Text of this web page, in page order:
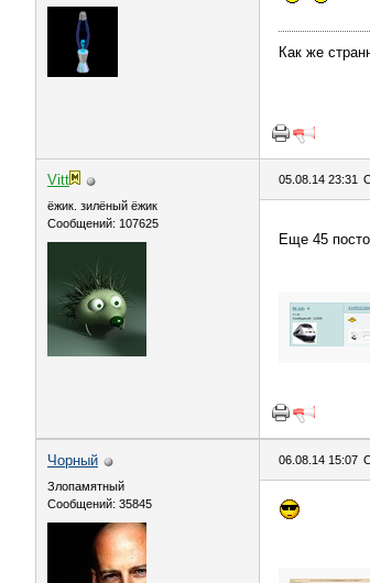
Как же
Vitt
ёжик. зилёный ёжик
Сообщений: 107625
05.08.14 23:31
Еще 45
Чорный
Злопамятный
Сообщений: 35845
06.08.14 15:07